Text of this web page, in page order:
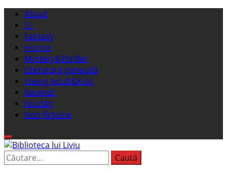
Sari
conținut
Meniu
principal
About
SF
Fantasy
Horror
Mystery&Thriller
Literatură generală
Young Adult&Kids
Recenzii
Noutăți
Non-ficțiune
Biblioteca lui Liviu
Fostul blog FanSF
Caută
după: